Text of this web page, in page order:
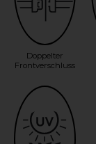
Doppelter
Frontverschluss